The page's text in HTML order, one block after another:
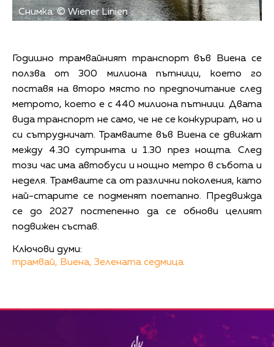
Снимка: © Wiener Linien
Годишно трамвайният транспорт във Виена се
ползва от 300 милиона пътници, което го
поставя на второ място по предпочитание след
метрото, което е с 440 милиона пътници. Двата
вида транспорт не само, че не се конкурират, но и
си сътрудничат. Трамваите във Виена се движат
между 4.30 сутринта и 1.30 през нощта. След
този час има автобуси и нощно метро в събота и
неделя. Трамваите са от различни поколения, като
най-старите се подменят поетапно. Предвижда
се до 2027 постепенно да се обнови целият
подвижен състав.
Ключови думи:
трамвай, Виена, Зелената седмица